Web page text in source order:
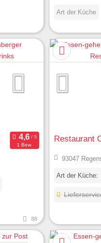
Art der Küche
1 Bew.
88
Restaurant
93047
Art der Küche: